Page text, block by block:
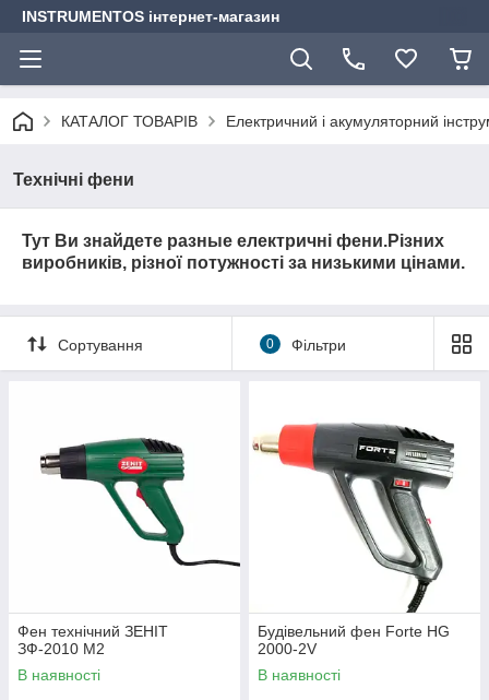
INSTRUMENTOS інтернет-магазин
КАТАЛОГ ТОВАРІВ Електричний і акумуляторний
Технічні фени
Тут Ви знайдете разные електричні фени.Різних
виробників, різної потужності за низькими цінами.
Сортування 0 Фільтри
Фен технічний ЗЕНІТ
ЗФ-2010 M2
В наявності
Будівельний фен Forte HG
2000-2V
В наявності